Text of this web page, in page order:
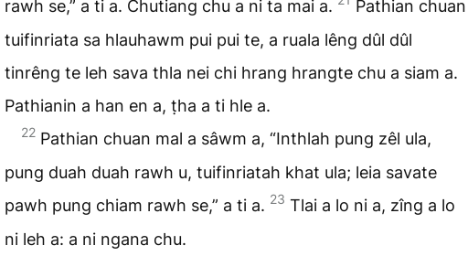
rawh se,” a ti a. Chutiang chu a ni ta mai a.
Pathian chuan
tuifinriata sa hlauhawm pui pui te, a ruala lêng dûl dûl
tinrêng te leh sava thla nei chi hrang hrangte chu a siam a.
Pathianin a han en a, ṭha a ti hle a.
22 Pathian chuan mal a sâwm a, “Inthlah pung zêl ula,
pung duah duah rawh u, tuifinriatah khat ula; leia savate
pawh pung chiam rawh se,” a ti a. 23 Tlai a lo ni a, zîng a lo
ni leh a: a ni ngana chu.